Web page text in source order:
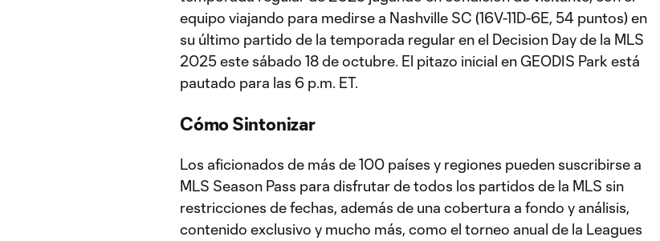
equipo viajando para medirse a Nashville SC (16V-11D-6E, 54 puntos) en
su último partido de la temporada regular en el Decision Day de la MLS
2025 este sábado 18 de octubre. El pitazo inicial en GEODIS Park está
pautado para las 6 p.m. ET.
Cómo Sintonizar
Los aficionados de más de 100 países y regiones pueden suscribirse a
MLS Season Pass para disfrutar de todos los partidos de la MLS sin
restricciones de fechas, además de una cobertura a fondo y análisis,
contenido exclusivo y mucho más, como el torneo anual de la Leagues